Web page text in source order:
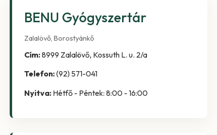
BENU Gyógyszertár
Zalalövő, Borostyánkő
Cím:8999 Zalalövő, Kossuth L. u. 2/a
Telefon:(92) 571-041
Nyitva: Hétfő - Péntek: 8:00 - 16:00